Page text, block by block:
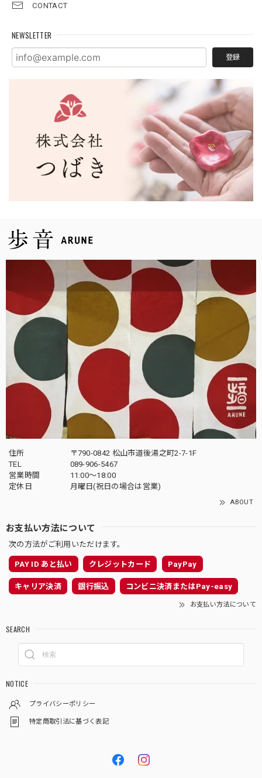
CONTACT
NEWSLETTER
登録
住所
〒790-0842 松山市道後湯之町2-7-1F
TEL
089-906-5467
営業時間
11:00〜18:00
定休日
月曜日(祝日の場合は営業)
ABOUT
お支払い方法について
次の方法がご利用いただけます。
PAY ID あと払い クレジットカード PayPay
キャリア決済 銀行振込 コンビニ決済またはPay-easy
お支払い方法について
SEARCH
NOTICE
プライバシーポリシー
特定商取引法に基づく表記